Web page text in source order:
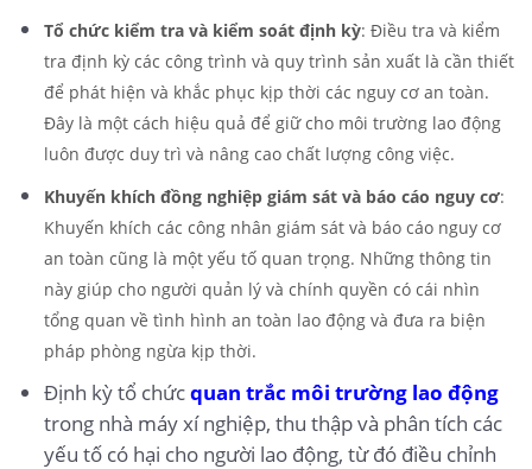
Tổ chức kiểm tra và kiểm soát định kỳ: Điều tra và kiểm
tra định kỳ các công trình và quy trình sản xuất là cần thiết
để phát hiện và khắc phục kịp thời các nguy cơ an toàn.
Đây là một cách hiệu quả để giữ cho môi trường lao động
luôn được duy trì và nâng cao chất lượng công việc.
Khuyến khích đồng nghiệp giám sát và báo cáo nguy cơ:
Khuyến khích các công nhân giám sát và báo cáo nguy cơ
an toàn cũng là một yếu tố quan trọng. Những thông tin
này giúp cho người quản lý và chính quyền có cái nhìn
tổng quan về tình hình an toàn lao động và đưa ra biện
pháp phòng ngừa kịp thời.
Định kỳ tổ chứcquan trắc môi trường lao động
trong nhà máy xí nghiệp, thu thập và phân tích các
yếu tố có hại cho người lao động, từ đó điều chỉnh